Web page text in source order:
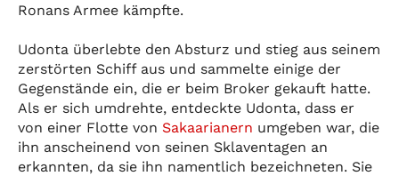
Ronans Armee kämpfte.
Udonta überlebte den Absturz und stieg aus seinem
zerstörten Schiff aus und sammelte einige der
Gegenstände ein, die er beim Broker gekauft hatte.
Als er sich umdrehte, entdeckte Udonta, dass er
von einer Flotte von Sakaarianern umgeben war, die
ihn anscheinend von seinen Sklaventagen an
erkannten, da sie ihn namentlich bezeichneten. Sie